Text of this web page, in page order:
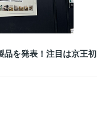
を発表！注目は京王初